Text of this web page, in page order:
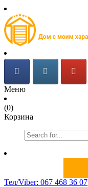
Меню
(0)
Корзина
Тел/Viber: 067 468 36 07